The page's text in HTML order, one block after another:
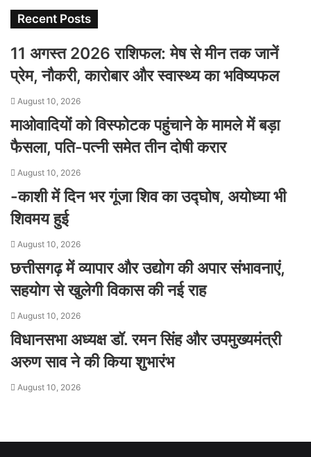
Recent Posts
11 अगस्त 2026 राशिफल: मेष से मीन तक जानें
प्रेम, नौकरी, कारोबार और स्वास्थ्य का भविष्यफल
August 10, 2026
माओवादियों को विस्फोटक पहुंचाने के मामले में बड़ा
फैसला, पति-पत्नी समेत तीन दोषी करार
August 10, 2026
-काशी में दिन भर गूंजा शिव का उद्घोष, अयोध्या भी
शिवमय हुई
August 10, 2026
छत्तीसगढ़ में व्यापार और उद्योग की अपार संभावनाएं,
सहयोग से खुलेगी विकास की नई राह
August 10, 2026
विधानसभा अध्यक्ष डॉ. रमन सिंह और उपमुख्यमंत्री
अरुण साव ने की किया शुभारंभ
August 10, 2026